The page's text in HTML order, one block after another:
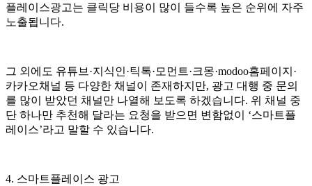
플레이스광고는 클릭당 비용이 많이 들수록 높은 순위에 자주
노출됩니다.
그 외에도 유튜브·지식인·틱톡·모먼트·크몽·modoo홈페이지·
카카오채널 등 다양한 채널이 존재하지만, 광고 대행 중 문의
를 많이 받았던 채널만 나열해 보도록 하겠습니다. 위 채널 중
단 하나만 추천해 달라는 요청을 받으면 변함없이 ‘스마트플
레이스’라고 말할 수 있습니다.
4. 스마트플레이스 광고